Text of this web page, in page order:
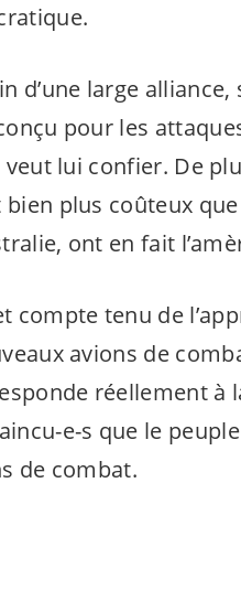
d’une large alliance,
pour les
lui confier. De
bien plus coûteux
ont en fait
compte tenu de
avions de
réellement
e-s que le
de combat.